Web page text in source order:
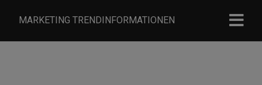
MARKETING TRENDINFORMATIONEN